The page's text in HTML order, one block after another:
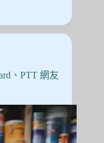
、PTT 網友